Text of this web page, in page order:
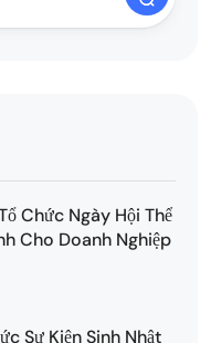
Chức Ngày Hội Thể
Cho Doanh Nghiệp
Sự Kiện Sinh Nhật